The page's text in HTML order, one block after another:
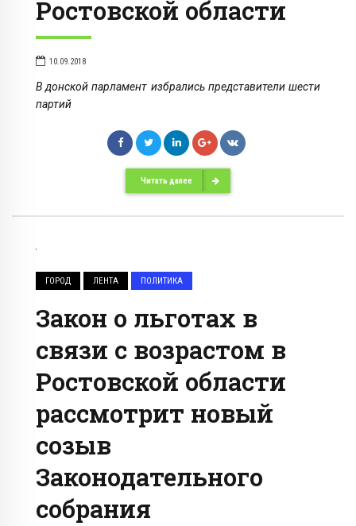
Ростовской области
10.09.2018
В донской парламент избрались представители шести
партий
Читать далее
ГОРОД ЛЕНТА ПОЛИТИКА
Закон о льготах в
связи с возрастом в
Ростовской области
рассмотрит новый
созыв
Законодательного
собрания